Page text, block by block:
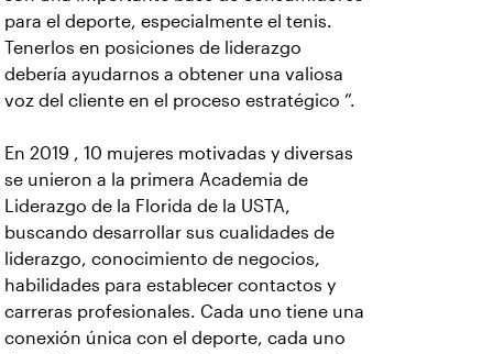
para el deporte, especialmente el tenis.
Tenerlos en posiciones de liderazgo
debería ayudarnos a obtener una valiosa
voz del cliente en el proceso estratégico ”.
En 2019 , 10 mujeres motivadas y diversas
se unieron a la primera Academia de
Liderazgo de la Florida de la USTA,
buscando desarrollar sus cualidades de
liderazgo, conocimiento de negocios,
habilidades para establecer contactos y
carreras profesionales. Cada uno tiene una
conexión única con el deporte, cada uno